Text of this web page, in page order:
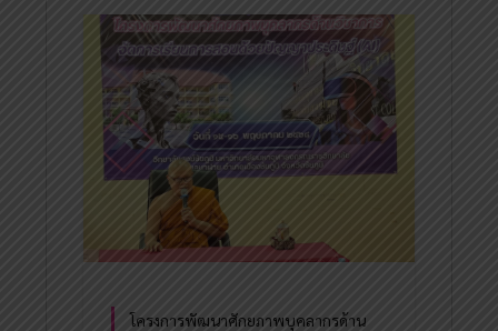
โครงการพัฒนาศักยภาพบุคลากรด้าน